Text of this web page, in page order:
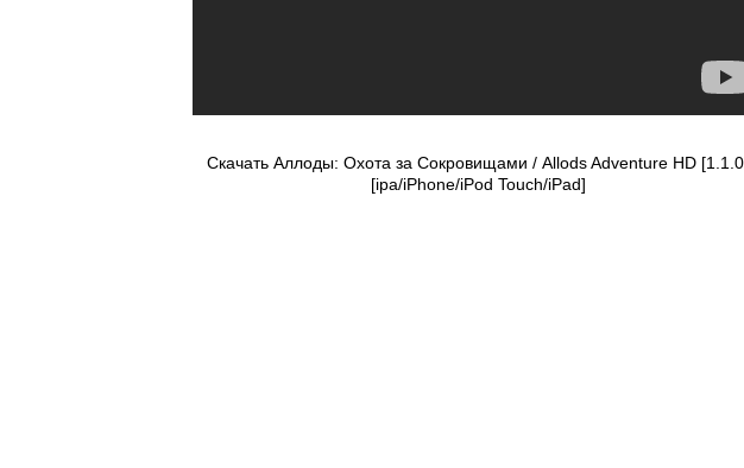
Скачать Аллоды: Охота за Сокровищами / Allods Adventure HD
[ipa/iPhone/iPod Touch/iPad]